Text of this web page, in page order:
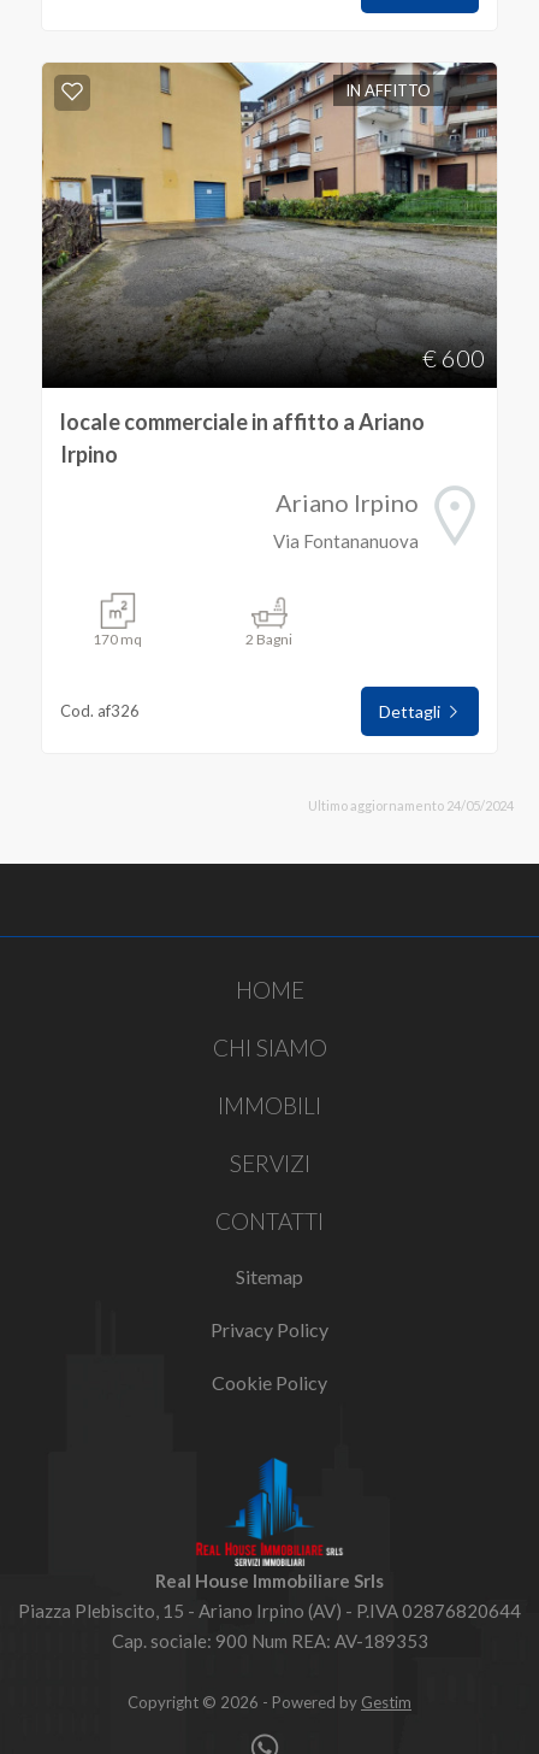
IN AFFITTO
€ 600
locale commerciale in affitto a Ariano
Irpino
Ariano Irpino
Via Fontananuova
170 mq 2 Bagni
Cod. af326 Dettagli
Ultimo aggiornamento 24/05/2024
HOME
CHI SIAMO
IMMOBILI
SERVIZI
CONTATTI
Sitemap
Privacy Policy
Cookie Policy
Real House Immobiliare Srls
Piazza Plebiscito, 15 - Ariano Irpino (AV) - P.IVA 02876820644
Cap. sociale: 900 Num REA: AV-189353
Copyright © 2026 - Powered by Gestim